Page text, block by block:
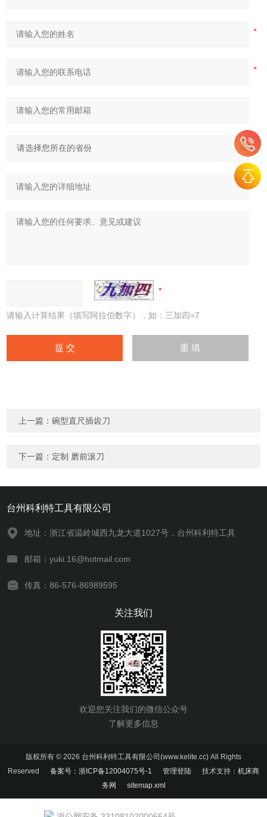
请输入计算结果（填写阿拉伯数字），如：三加四=7
上一篇：碗型直尺插齿刀
下一篇： 定制 磨前滚刀
台州科利特工具有限公司
地址：浙江省温岭城西九龙大道1027号，台州科利特工具
邮箱：yuki.16@hotmail.com
传真：86-576-86989595
关注我们
欢迎您关注我们的微信公众号
了解更多信息
版权所有 © 2026 台州科利特工具有限公司(www.kelite.cc) All Rights
Reserved 备案号：浙ICP备12004075号-1 管理登陆 技术支持： 机床商
务网
sitemap.xml